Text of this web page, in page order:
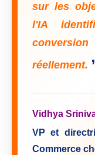
sur les
l'IA
réellement.
Vidhya
VP et
Commerce